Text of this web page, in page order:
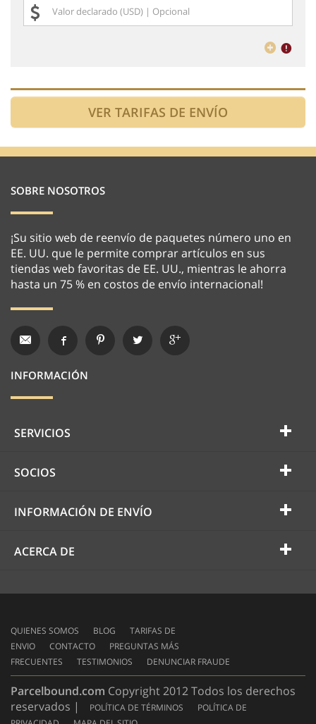
SOBRE NOSOTROS
¡Su sitio web de reenvío de paquetes número uno en
EE. UU. que le permite comprar artículos en sus
tiendas web favoritas de EE. UU., mientras le ahorra
hasta un 75 % en costos de envío internacional!
INFORMACIÓN
SERVICIOS
SOCIOS
INFORMACIÓN DE ENVÍO
ACERCA DE
QUIENES SOMOS BLOG
TARIFAS DE
ENVIO
CONTACTO
PREGUNTAS MÁS
FRECUENTES
TESTIMONIOS DENUNCIAR FRAUDE
Parcelbound.com Copyright 2012 Todos los derechos
reservados |
POLÍTICA DE TÉRMINOS
POLÍTICA DE